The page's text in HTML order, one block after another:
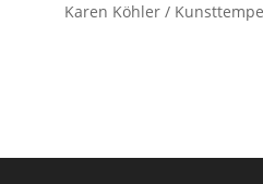
Karen Köhler /